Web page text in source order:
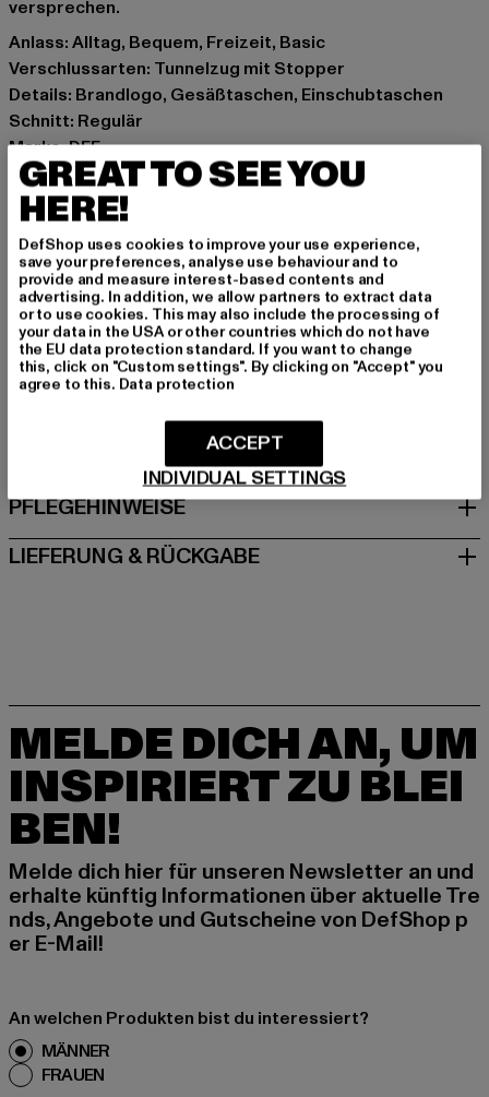
versprechen.
Anlass: Alltag, Bequem, Freizeit, Basic
Verschlussarten: Tunnelzug mit Stopper
Details: Brandlogo, Gesäßtaschen, Einschubtaschen
Schnitt: Regulär
Marke: DEF
Kat.: Chinos
Farbe: schwarz
Hersteller Farbe: black
Materialzusammensetzung: 63% Baumwolle, 37% Nylon
Art.Nr: DFCP028-00007
Hersteller: TB International GmbH |info@tbint.de
Dr.-Robert-Murjahn-Straße 7 | 64372 Ober-Ramstadt |
DE
GRÖSSE & PASSFORM
PFLEGEHINWEISE
LIEFERUNG & RÜCKGABE
MELDE DICH AN, UM
INSPIRIERT ZU BLEI
BEN!
Melde dich hier für unseren Newsletter an und
erhalte künftig Informationen über aktuelle Tre
nds, Angebote und Gutscheine von DefShop p
er E-Mail!
An welchen Produkten bist du interessiert?
MÄNNER
FRAUEN
GREAT TO SEE YOU
HERE!
DefShop uses cookies to improve your use experience,
save your preferences, analyse use behaviour and to
provide and measure interest-based contents and
advertising. In addition, we allow partners to extract data
or to use cookies. This may also include the processing of
your data in the USA or other countries which do not have
the EU data protection standard. If you want to change
this, click on "Custom settings". By clicking on "Accept" you
agree to this. Data protection
INDIVIDUAL SETTINGS
ACCEPT